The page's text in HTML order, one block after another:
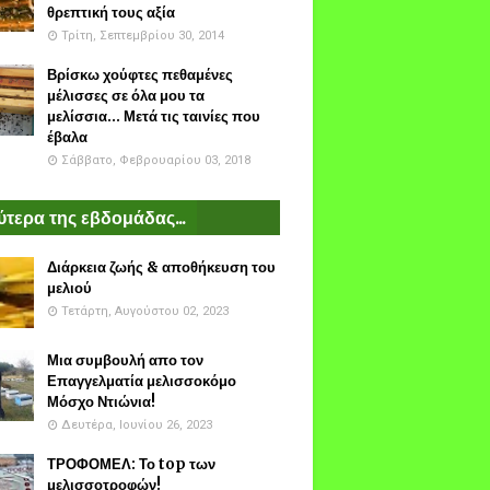
θρεπτική τους αξία
Τρίτη, Σεπτεμβρίου 30, 2014
Βρίσκω χούφτες πεθαμένες
μέλισσες σε όλα μου τα
μελίσσια... Μετά τις ταινίες που
έβαλα
Σάββατο, Φεβρουαρίου 03, 2018
της εβδομάδας...
Διάρκεια ζωής & αποθήκευση του
μελιού
Τετάρτη, Αυγούστου 02, 2023
Μια συμβουλή απο τον
Επαγγελματία μελισσοκόμο
Μόσχο Ντιώνια!
Δευτέρα, Ιουνίου 26, 2023
ΤΡΟΦΟΜΕΛ: Το top των
μελισσοτροφών!